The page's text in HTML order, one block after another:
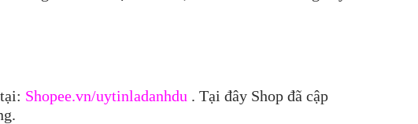
Shopee.vn/uytinladanhdu . Tại đây Shop đã cập